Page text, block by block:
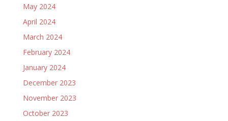
May 2024
April 2024
March 2024
February 2024
January 2024
December 2023
November 2023
October 2023